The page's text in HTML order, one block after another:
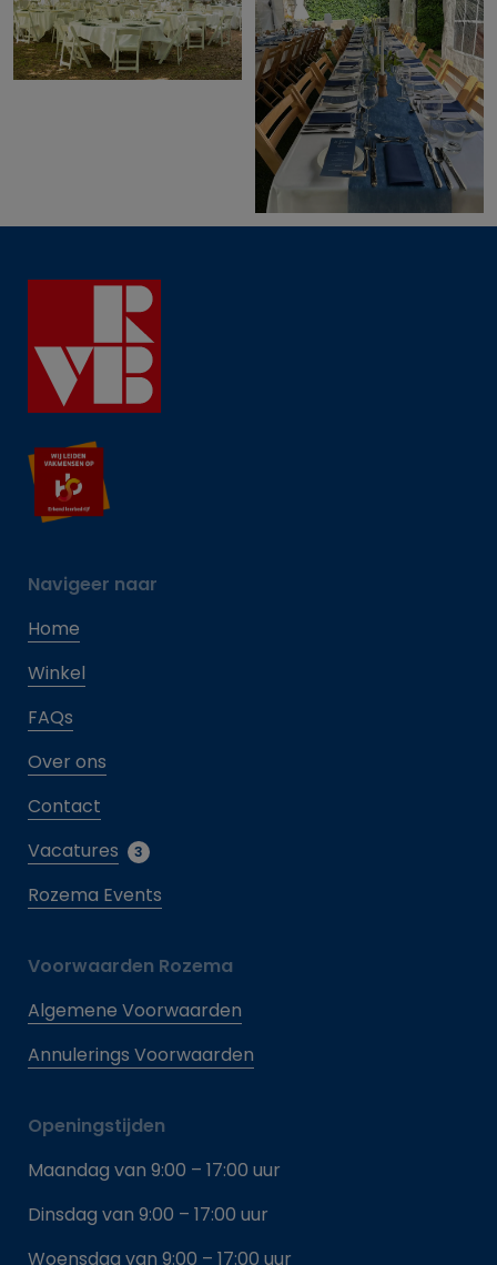
Navigeer naar
Home
Winkel
FAQs
Over ons
Contact
Vacatures
3
Rozema Events
Voorwaarden Rozema
Algemene Voorwaarden
Annulerings Voorwaarden
Openingstijden
Maandag van 9:00 – 17:00 uur
Dinsdag van 9:00 – 17:00 uur
Woensdag van 9:00 – 17:00 uur